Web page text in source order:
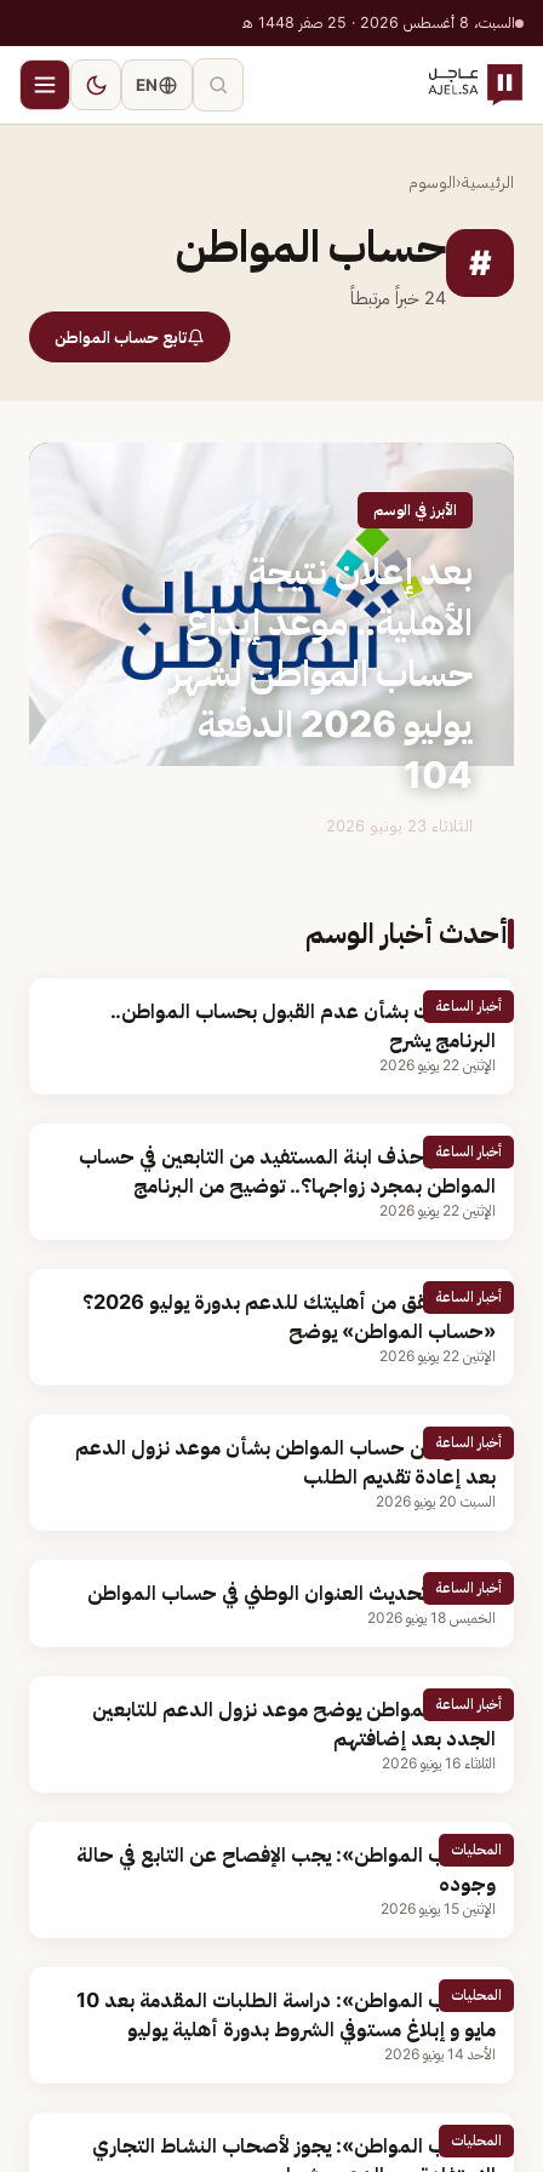
السبت، 8 أغسطس 2026 · 25 صفر 1448 هـ
EN
الرئيسية‹الوسوم
# حساب المواطن
24 خبراً مرتبطاً
تابع حساب المواطن
الأبرز في الوسم
بعد إعلان نتيجة
الأهلية.. موعد إيداع
حساب المواطن لشهر
يوليو 2026 الدفعة
104
الثلاثاء 23 يونيو 2026
أحدث أخبار الوسم
أخبار الساعة
3 خطوات بشأن عدم القبول بحساب المواطن..
البرنامج يشرح
الإثنين 22 يونيو 2026
أخبار الساعة
هل يلزم حذف ابنة المستفيد من التابعين في حساب
المواطن بمجرد زواجها؟.. توضيح من البرنامج
الإثنين 22 يونيو 2026
أخبار الساعة
كيف تتحقق من أهليتك للدعم بدورة يوليو 2026؟
«حساب المواطن» يوضح
الإثنين 22 يونيو 2026
أخبار الساعة
توضيح من حساب المواطن بشأن موعد نزول الدعم
بعد إعادة تقديم الطلب
السبت 20 يونيو 2026
أخبار الساعة
خطوات تحديث العنوان الوطني في حساب المواطن
الخميس 18 يونيو 2026
أخبار الساعة
حساب المواطن يوضح موعد نزول الدعم للتابعين
الجدد بعد إضافتهم
الثلاثاء 16 يونيو 2026
المحليات
«حساب المواطن»: يجب الإفصاح عن التابع في حالة
وجوده
الإثنين 15 يونيو 2026
المحليات
«حساب المواطن»: دراسة الطلبات المقدمة بعد 10
مايو و إبلاغ مستوفي الشروط بدورة أهلية يوليو
الأحد 14 يونيو 2026
المحليات
«حساب المواطن»: يجوز لأصحاب النشاط التجاري